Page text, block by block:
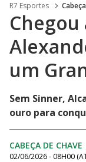
R7 Esportes
um
Sem Sinner,
ouro para
CABEÇA DE CHAVE
02/06/2026 - 08H00